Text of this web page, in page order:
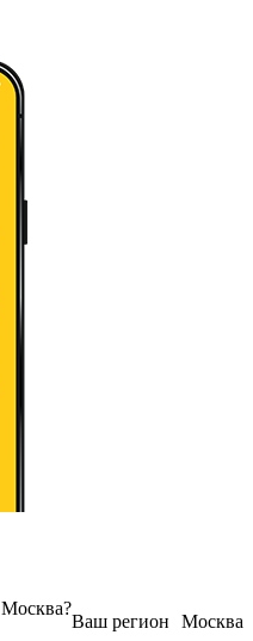
Москва
Ваш регион
Москва?